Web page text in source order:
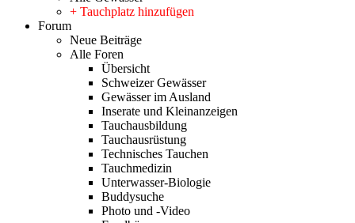
+ Tauchplatz hinzufügen
Forum
Neue Beiträge
Alle Foren
Übersicht
Schweizer Gewässer
Gewässer im Ausland
Inserate und Kleinanzeigen
Tauchausbildung
Tauchausrüstung
Technisches Tauchen
Tauchmedizin
Unterwasser-Biologie
Buddysuche
Photo und -Video